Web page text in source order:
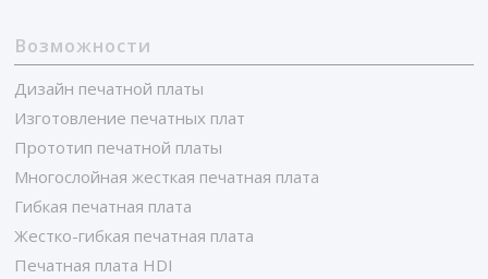
Возможности
Дизайн печатной платы
Изготовление печатных плат
Прототип печатной платы
Многослойная жесткая печатная плата
Гибкая печатная плата
Жестко-гибкая печатная плата
Печатная плата HDI